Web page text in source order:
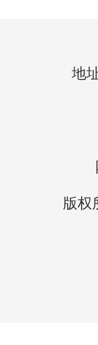
地
版权